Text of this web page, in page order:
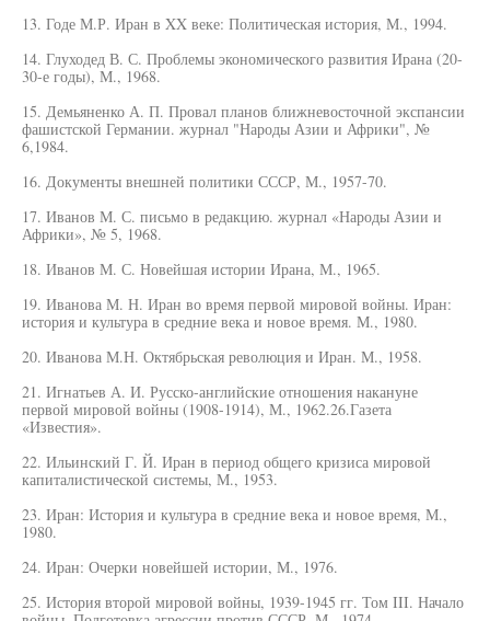
13. Годе М.Р. Иран в XX веке: Политическая история, М., 1994.
14. Глуходед В. С. Проблемы экономического развития Ирана (20-
30-е годы), М., 1968.
15. Демьяненко А. П. Провал планов ближневосточной экспансии
фашистской Германии. журнал "Народы Азии и Африки", №
6,1984.
16. Документы внешней политики СССР, М., 1957-70.
17. Иванов М. С. письмо в редакцию. журнал «Народы Азии и
Африки», № 5, 1968.
18. Иванов М. С. Новейшая истории Ирана, М., 1965.
19. Иванова М. Н. Иран во время первой мировой войны. Иран:
история и культура в средние века и новое время. М., 1980.
20. Иванова М.Н. Октябрьская революция и Иран. М., 1958.
21. Игнатьев А. И. Русско-английские отношения накануне
первой мировой войны (1908-1914), М., 1962.26.Газета
«Известия».
22. Ильинский Г. Й. Иран в период общего кризиса мировой
капиталистической системы, М., 1953.
23. Иран: История и культура в средние века и новое время, М.,
1980.
24. Иран: Очерки новейшей истории, М., 1976.
25. История второй мировой войны, 1939-1945 гг. Том III. Начало